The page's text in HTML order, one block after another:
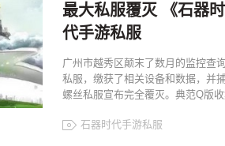
最大私服覆灭 《石器
代手游私服
广州市越秀区颠末了数月的监控
私服，缴获了相关设备和数据，并
螺丝私服宣布完全覆灭。典范Q版
石器时代手游私服